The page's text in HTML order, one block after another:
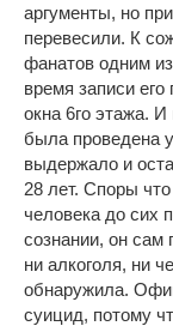
аргументы, но
перевесили. К
фанатов одним
время записи
окна 6го этажа.
была проведена
выдержало и
28 лет. Споры
человека до сих
сознании, он сам
ни алкоголя, ни
обнаружила.
суицид, потому